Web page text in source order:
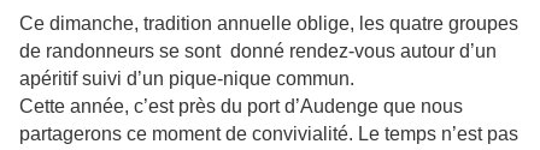
Ce dimanche, tradition annuelle oblige, les quatre groupes
de randonneurs se sont donné rendez-vous autour d’un
apéritif suivi d’un pique-nique commun.
Cette année, c’est près du port d’Audenge que nous
partagerons ce moment de convivialité. Le temps n’est pas